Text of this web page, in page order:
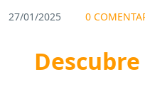
27/01/2025 0